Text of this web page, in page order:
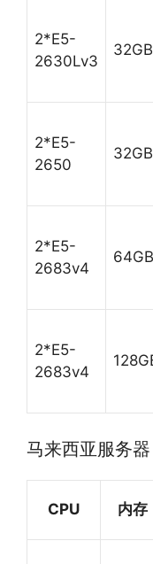
2*E5-
2630Lv3
32GB
2*E5-
2650
32GB
2*E5-
2683v4
64GB
2*E5-
2683v4
马来西亚服务器
CPU 内存